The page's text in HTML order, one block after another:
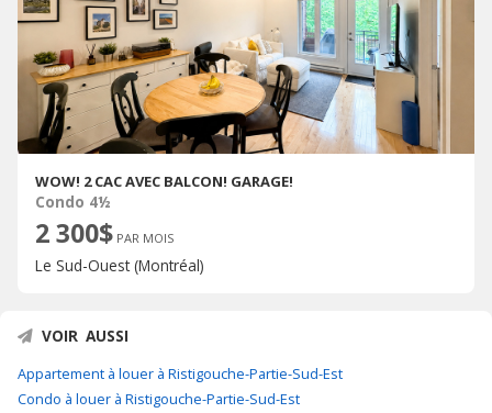
WOW! 2 CAC AVEC BALCON! GARAGE!
Condo 4½
2 300$ PAR MOIS
Le Sud-Ouest (Montréal)
VOIR AUSSI
Appartement à louer à Ristigouche-Partie-Sud-Est
Condo à louer à Ristigouche-Partie-Sud-Est